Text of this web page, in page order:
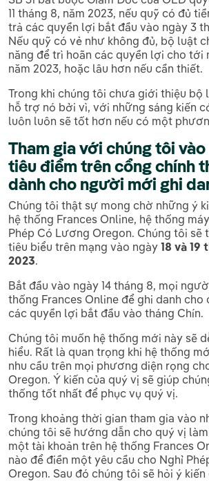
11 tháng 8, năm 2023, nếu quỹ có đủ
trả các quyền lợi bắt đầu vào ngày 3
Nếu quỹ có vẻ như không đủ, bộ luật
năng để trì hoãn các quyền lợi cho tới
năm 2023, hoặc lâu hơn nếu cần thiết.
Trong khi chúng tôi chưa giới thiệu bộ
hỗ trợ nó bởi vì, với những sáng kiến
luôn luôn sẽ tốt hơn nếu có một
Tham gia với chúng tôi
tiêu điểm trên cổng chính
dành cho người mới ghi
Chúng tôi thật sự mong chờ những ý
hệ thống Frances Online, hệ thống
Phép Có Lương Oregon. Chúng tôi sẽ
tiêu biểu trên mạng vào ngày 18 và 19
2023.
Bắt đầu vào ngày 14 tháng 8, mọi
thống Frances Online để ghi danh cho
các quyền lợi bắt đầu vào tháng Chín.
Chúng tôi muốn hệ thống mới này sẽ
hiểu. Rất là quan trọng khi hệ thống
nhu cầu trên mọi phương diện rọng
Oregon. Ý kiến của quý vị sẽ giúp
thống tốt nhất để phục vụ quý vị.
Trong khoảng thời gian tham gia vào
chúng tôi sẽ hướng dẫn cho quý vị
một tài khoản trên hệ thống Frances
nào để điền một yêu cầu cho Nghỉ
Oregon. Sau đó chúng tôi sẽ hỏi ý